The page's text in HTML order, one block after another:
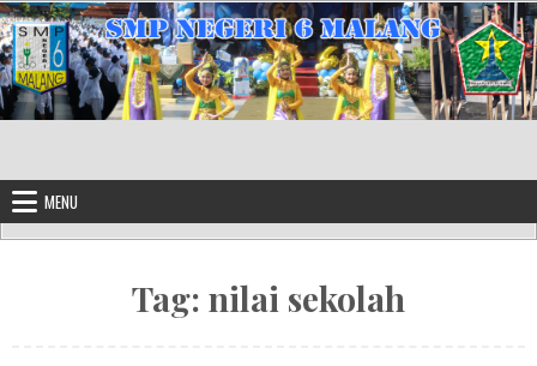
Skip to content
MENU
Tag: nilai sekolah